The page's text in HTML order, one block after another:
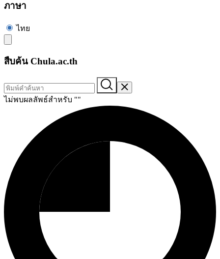
ภาษา
ไทย
สืบค้น Chula.ac.th
ไม่พบผลลัพธ์สำหรับ ""